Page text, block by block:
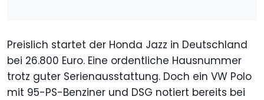
Preislich startet der Honda Jazz in Deutschland
bei 26.800 Euro. Eine ordentliche Hausnummer
trotz guter Serienausstattung. Doch ein VW Polo
mit 95-PS-Benziner und DSG notiert bereits bei